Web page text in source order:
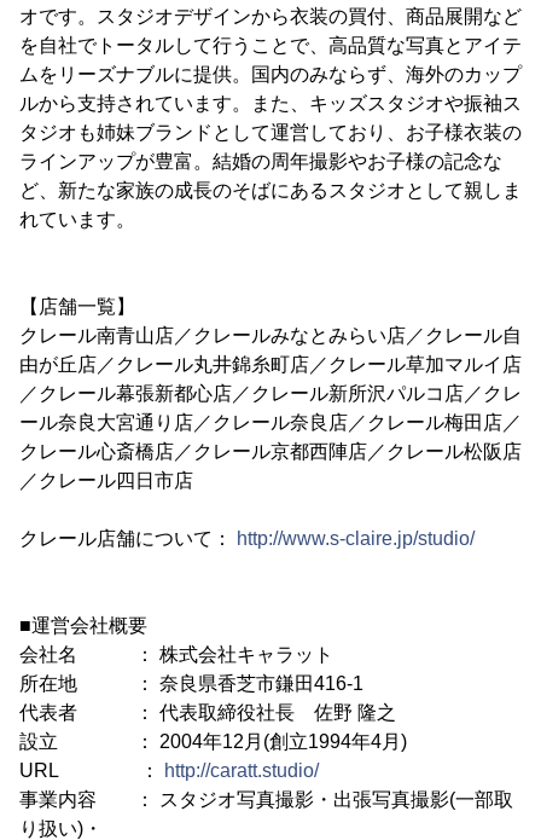
オです。スタジオデザインから衣装の買付、商品展開など
を自社でトータルして行うことで、高品質な写真とアイテ
ムをリーズナブルに提供。国内のみならず、海外のカップ
ルから支持されています。また、キッズスタジオや振袖ス
タジオも姉妹ブランドとして運営しており、お子様衣装の
ラインアップが豊富。結婚の周年撮影やお子様の記念な
ど、新たな家族の成長のそばにあるスタジオとして親しま
れています。
【店舗一覧】
クレール南青山店／クレールみなとみらい店／クレール自
由が丘店／クレール丸井錦糸町店／クレール草加マルイ店
／クレール幕張新都心店／クレール新所沢パルコ店／クレ
ール奈良大宮通り店／クレール奈良店／クレール梅田店／
クレール心斎橋店／クレール京都西陣店／クレール松阪店
／クレール四日市店
クレール店舗について： http://www.s-claire.jp/studio/
■運営会社概要
会社名 ： 株式会社キャラット
所在地 ： 奈良県香芝市鎌田416-1
代表者 ： 代表取締役社長 佐野 隆之
設立 ： 2004年12月(創立1994年4月)
URL ：
http://caratt.studio/
事業内容 ： スタジオ写真撮影・出張写真撮影(一部取
り扱い)・